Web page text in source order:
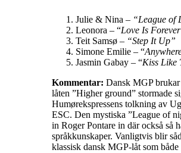
Julie & Nina – “League of
Leonora – “Love Is
Teit Samsø – “Step It Up”
Simone Emilie – “
Jasmin Gabay – “Kiss Like
Kommentar: Dansk MGP
låten ”Higher ground” stormade
Humørekspressens tolkning av
ESC. Den mystiska ”League of
in Roger Pontare in där också så
språkkunskaper. Vanligtvis blir
klassisk dansk MGP-låt som